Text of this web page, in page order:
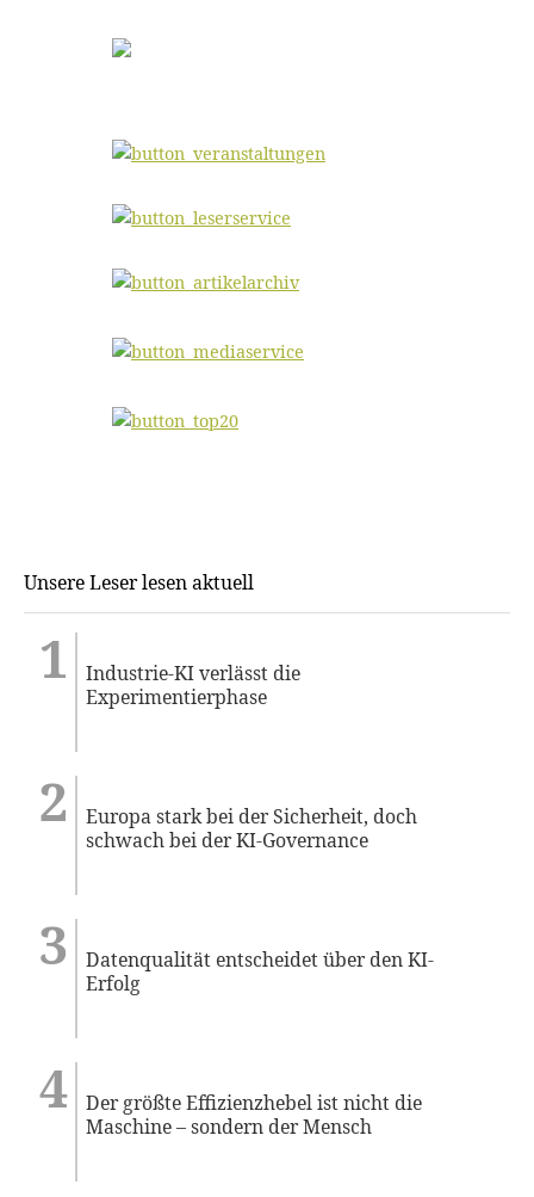
Unsere Leser lesen aktuell
Industrie-KI verlässt die
Experimentierphase
Europa stark bei der Sicherheit, doch
schwach bei der KI-Governance
Datenqualität entscheidet über den KI-
Erfolg
Der größte Effizienzhebel ist nicht die
Maschine – sondern der Mensch